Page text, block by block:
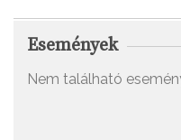
Események
Nem található